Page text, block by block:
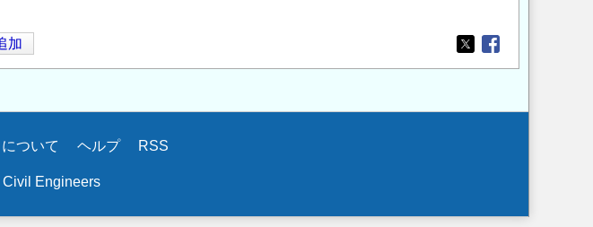
加
Opens in a new
Opens in a new
ついて ヘルプ RSS
Engineers